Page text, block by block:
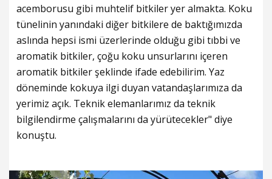
acemborusu gibi muhtelif bitkiler yer almakta. Koku
tünelinin yanındaki diğer bitkilere de baktığımızda
aslında hepsi ismi üzerlerinde olduğu gibi tıbbi ve
aromatik bitkiler, çoğu koku unsurlarını içeren
aromatik bitkiler şeklinde ifade edebilirim. Yaz
döneminde kokuya ilgi duyan vatandaşlarımıza da
yerimiz açık. Teknik elemanlarımız da teknik
bilgilendirme çalışmalarını da yürütecekler" diye
konuştu.